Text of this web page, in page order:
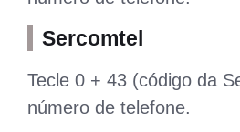
Sercomtel
Tecle 0 + 43 (código da
número de telefone.